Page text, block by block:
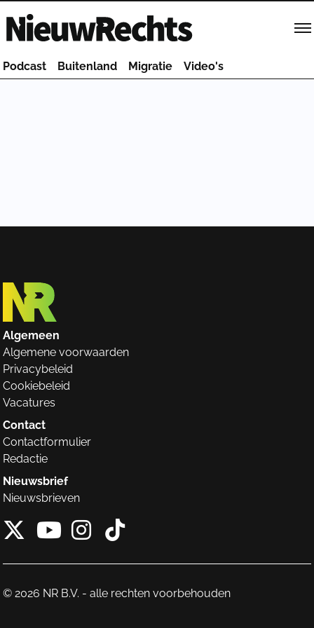
Homepage van NieuwRechts
Podcast Buitenland Migratie Video's
Algemeen
Algemene voorwaarden
Privacybeleid
Cookiebeleid
Vacatures
Contact
Contactformulier
Redactie
Nieuwsbrief
Nieuwsbrieven
X van NieuwRechts
Instagram van
Tiktok van
© 2026 NR B.V. - alle rechten voorbehouden